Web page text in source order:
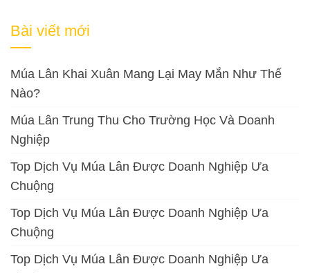
Bài viết mới
Múa Lân Khai Xuân Mang Lại May Mắn Như Thế
Nào?
Múa Lân Trung Thu Cho Trường Học Và Doanh
Nghiệp
Top Dịch Vụ Múa Lân Được Doanh Nghiệp Ưa
Chuộng
Top Dịch Vụ Múa Lân Được Doanh Nghiệp Ưa
Chuộng
Top Dịch Vụ Múa Lân Được Doanh Nghiệp Ưa